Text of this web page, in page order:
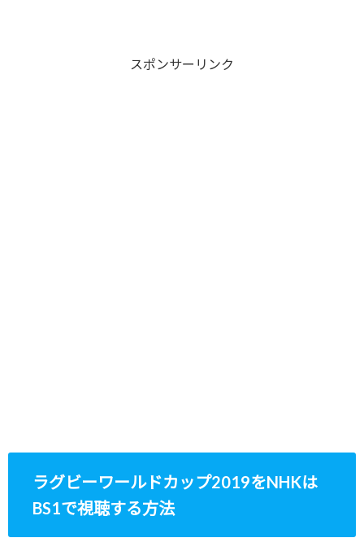
スポンサーリンク
ラグビーワールドカップ2019をNHKは
BS1で視聴する方法